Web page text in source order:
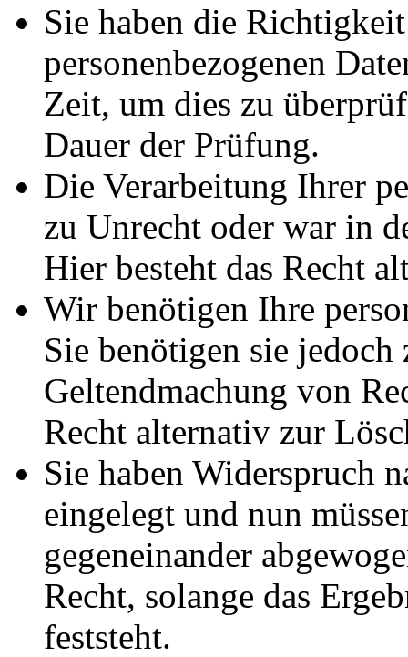
Sie haben die
personenbezogenen
Zeit, um dies zu
Dauer der Prüfung.
Die Verarbeitung Ihrer
zu Unrecht oder war in
Hier besteht das Recht
Wir benötigen Ihre
Sie benötigen sie
Geltendmachung von
Recht alternativ zur
Sie haben Widerspruch
eingelegt und nun
gegeneinander
Recht, solange das
feststeht.